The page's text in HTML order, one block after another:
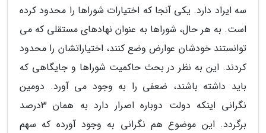
سه ایراد دارد. یکی آنجا که اختیارات شوراها را محدود کرده
است. به هر حال، شوراها به عنوان نهادهای مستقلی که می
توانستند خودشان عوارض وضع کنند، اختیاراتشان را محدود
کردند. این به نظر در بحث حاکمیت شوراها و جایگاهی که
باید داشته باشند، ضعفی را به وجود می آورد. دومین
نگرانی اینکه دولت دوباره اصرار دارد به همان 3درصد
برگردد. این موضوع هم نگرانی به وجود آورده که سهم